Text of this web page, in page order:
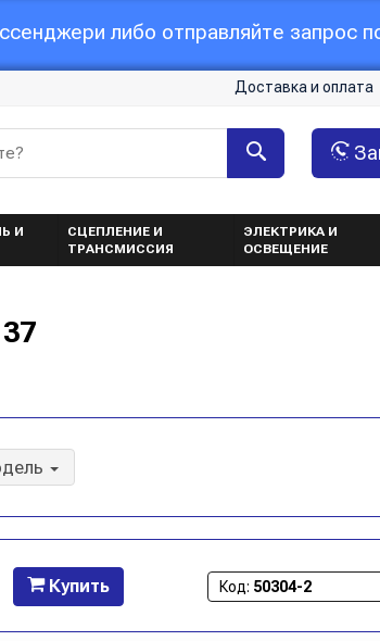
либо отправляйте запрос
Доставка и оплата
И
СЦЕПЛЕНИЕ И
ТРАНСМИССИЯ
ЭЛЕКТРИКА И
ОСВЕЩЕНИЕ
Купить Код: 50304-2